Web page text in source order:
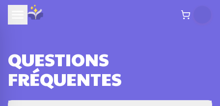
QUESTIONS
FRÉQUENTES